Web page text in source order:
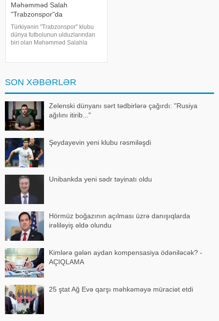
Məhəmməd Salah
"Trabzonspor"da
Türkiyənin "Trabzonspor" klubu
dünya futbolunun ulduzlarından
biri olan Məhəmməd Salahla
SON XƏBƏRLƏR
Zelenski dünyanı sərt tədbirlərə çağırdı: "Rusiya
ağılını itirib..."
Şeydayevin yeni klubu rəsmiləşdi
Unibankda yeni sədr təyinatı oldu
Hörmüz boğazının açılması üzrə danışıqlarda
irəliləyiş əldə olundu
Kimlərə gələn aydan kompensasiya ödəniləcək? -
AÇIQLAMA
25 ştat Ağ Evə qarşı məhkəməyə müraciət etdi